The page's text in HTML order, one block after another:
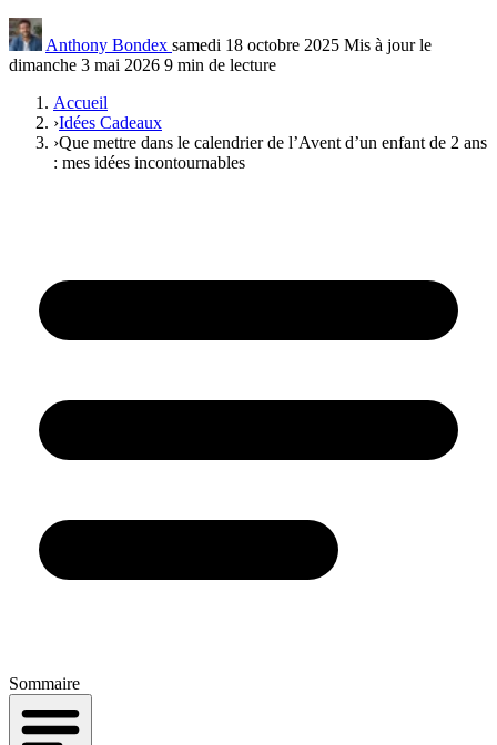
Anthony Bondex samedi 18 octobre 2025 Mis à jour le
dimanche 3 mai 2026 9 min de lecture
Accueil
›Idées Cadeaux
›Que mettre dans le calendrier de l’Avent d’un enfant de 2 ans
: mes idées incontournables
Sommaire